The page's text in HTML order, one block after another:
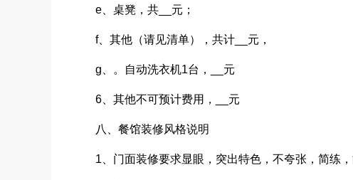
e、桌凳，共__元；
f、其他（请见清单），共计__元，
g、。自动洗衣机1台，__元
6、其他不可预计费用，__元
八、餐馆装修风格说明
1、门面装修要求显眼，突出特色，不夸张，简练